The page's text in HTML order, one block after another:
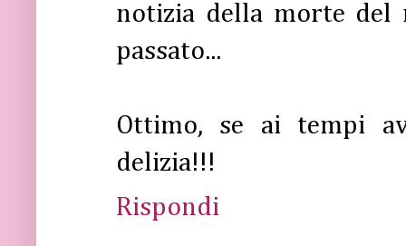
notizia della morte del
passato...
Ottimo, se ai tempi
delizia!!!
Rispondi